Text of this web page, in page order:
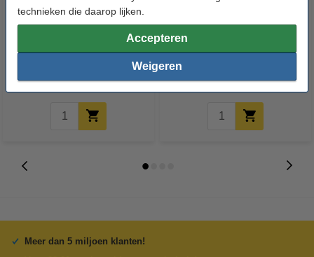
technieken die daarop lijken.
Accepteren
Weigeren
123accu Xtreme Power MN1500
Penlite AA batterij 24 stuks
123inkt kopieerpapier 1 doos
van 2500 vellen A4 - 80 g/m²
Meer dan 5 miljoen klanten!